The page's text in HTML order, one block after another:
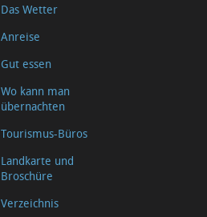
Das Wetter
Anreise
Gut essen
Wo kann man
übernachten
Tourismus-Büros
Landkarte und
Broschüre
Verzeichnis